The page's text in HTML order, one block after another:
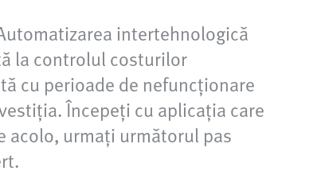
intertehnologică
la controlul costurilor
cu perioade de nefuncționare
Începeți cu aplicația care
acolo, urmați următorul pas